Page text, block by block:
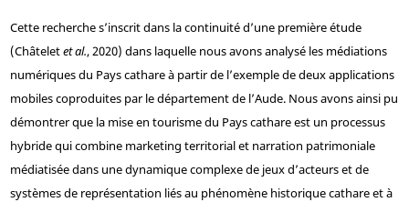
Cette recherche s’inscrit dans la continuité d’une première étude
(Châteletet al., 2020) dans laquelle nous avons analysé les médiations
numériques du Pays cathare à partir de l’exemple de deux applications
mobiles coproduites par le département de l’Aude. Nous avons ainsi pu
démontrer que la mise en tourisme du Pays cathare est un processus
hybride qui combine marketing territorial et narration patrimoniale
médiatisée dans une dynamique complexe de jeux d’acteurs et de
systèmes de représentation liés au phénomène historique cathare et à